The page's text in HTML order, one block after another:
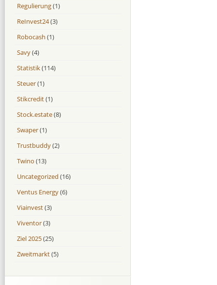
Regulierung(1)
ReInvest24(3)
Robocash (1)
Savy(4)
Statistik(114)
Steuer(1)
Stikcredit(1)
Stock.estate(8)
Swaper(1)
Trustbuddy(2)
Twino (13)
Uncategorized (16)
Ventus Energy(6)
Viainvest(3)
Viventor(3)
Ziel 2025(25)
Zweitmarkt(5)